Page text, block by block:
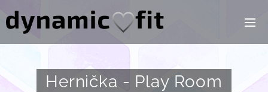
Hernička - Play Room